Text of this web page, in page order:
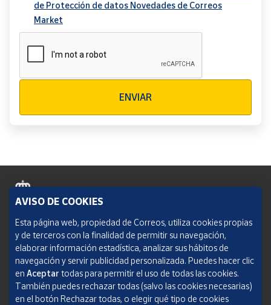
de Protección de datos Novedades de Correos
Market
ENVIAR
Política de cookies
Aviso legal
Condiciones del servicio
Política de Privacidad Web
AVISO DE COOKIES
Esta página web, propiedad de Correos, utiliza cookies propias
y de terceros con la finalidad de permitir su navegación,
elaborar información estadística, analizar sus hábitos de
navegación y servir publicidad personalizada. Puedes hacer clic
en Aceptar todas para permitir el uso de todas las cookies.
También puedes rechazar todas (salvo las cookies necesarias)
en el botón Rechazar todas, o elegir qué tipo de cookies